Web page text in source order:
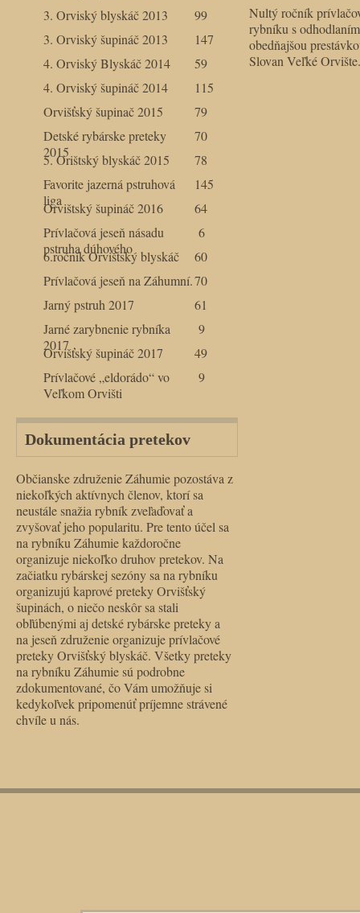
3. Orviský blyskáč 2013
99
3. Orviský šupináč 2013
147
4. Orviský Blyskáč 2014
59
4. Orviský šupináč 2014
115
Orvišťský šupinač 2015
79
Detské rybárske preteky
2015
70
5. Orištský blyskáč 2015
78
Favorite jazerná pstruhová
liga
145
Orvištský šupináč 2016
64
Prívlačová jeseň násadu
pstruha dúhového
6
6.ročník Orvištský blyskáč
60
Prívlačová jeseň na Záhumní.70
Jarný pstruh 2017
61
Jarné zarybnenie rybníka
2017
9
Orvišťský šupináč 2017
49
Prívlačové „eldorádo“ vo
Veľkom Orvišti
9
Dokumentácia pretekov
Občianske združenie Záhumie pozostáva z
niekoľkých aktívnych členov, ktorí sa
neustále snažia rybník zveľaďovať a
zvyšovať jeho popularitu. Pre tento účel sa
na rybníku Záhumie každoročne
organizuje niekoľko druhov pretekov. Na
začiatku rybárskej sezóny sa na rybníku
organizujú kaprové preteky Orvišťský
šupinách, o niečo neskôr sa stali
obľúbenými aj detské rybárske preteky a
na jeseň združenie organizuje prívlačové
preteky Orvišťský blyskáč. Všetky preteky
na rybníku Záhumie sú podrobne
zdokumentované, čo Vám umožňuje si
kedykoľvek pripomenúť príjemne strávené
chvíle u nás.
Nultý ročník
rybníku s
obedňajšou
Slovan Veľké Orvište.